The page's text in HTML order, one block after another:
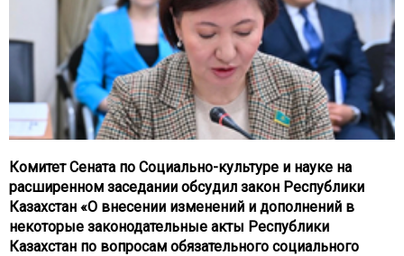
Комитет Сената по Социально-культуре и науке на
расширенном заседании обсудил закон Республики
Казахстан «О внесении изменений и дополнений в
некоторые законодательные акты Республики
Казахстан по вопросам обязательного социального